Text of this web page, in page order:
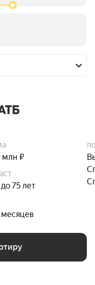
млн ₽
до 75 лет
месяцев